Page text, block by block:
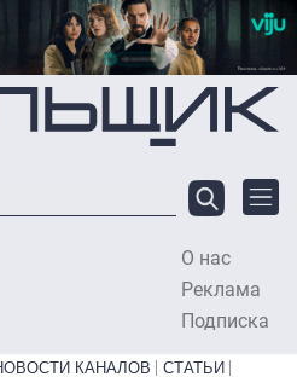
О нас
Реклама
Подписка
КАНАЛОВ
СТАТЬИ